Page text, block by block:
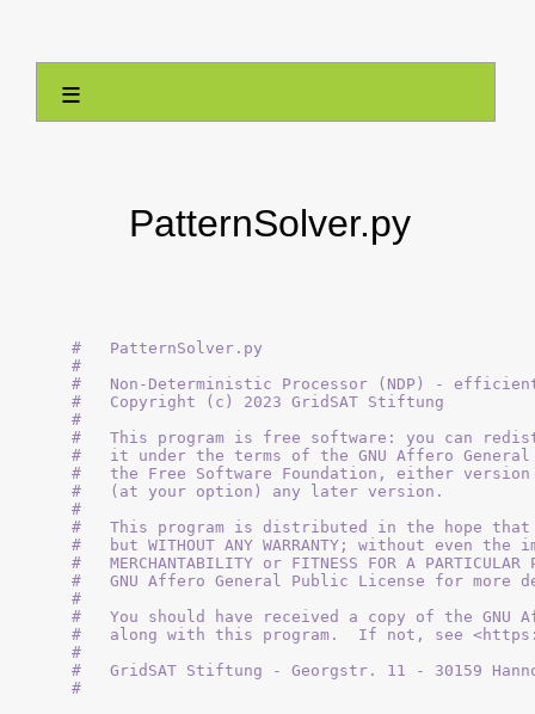
≡
PatternSolver.py
#   PatternSolver.py
#
#   Non-Deterministic Processor (NDP) -
#   Copyright (c) 2023 GridSAT Stiftung
#
#   This program is free software: you can
#   it under the terms of the GNU Affero
#   the Free Software Foundation, either
#   (at your option) any later version.
#
#   This program is distributed in the hope
#   but WITHOUT ANY WARRANTY; without even
#   MERCHANTABILITY or FITNESS FOR A PARTICULAR
#   GNU Affero General Public License for more
#
#   You should have received a copy of the
#   along with this program.  If not, see
#
#   GridSAT Stiftung - Georgstr. 11 - 30159
#